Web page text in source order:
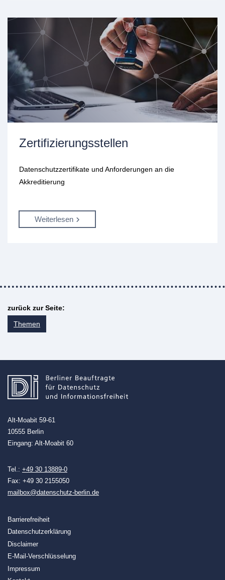
Zertifizierungsstellen
Datenschutzzertifikate und Anforderungen an die
Akkreditierung
Weiterlesen
zurück zur Seite:
Themen
Alt-Moabit 59-61
10555 Berlin
Eingang: Alt-Moabit 60
Tel.: +49 30 13889-0
Fax: +49 30 2155050
mailbox@datenschutz-berlin.de
Barrierefreiheit
Datenschutzerklärung
Disclaimer
E-Mail-Verschlüsselung
Impressum